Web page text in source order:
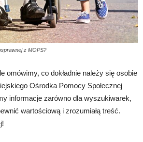
z MOPS?
omówimy, co dokładnie należy się osobie
Ośrodka Pomocy Społecznej
informacje zarówno dla wyszukiwarek,
wartościową i zrozumiałą treść.